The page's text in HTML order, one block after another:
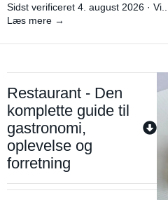
Sidst verificeret 4. august 2026 · Vi...
Læs mere →
Restaurant - Den
komplette guide til
gastronomi,
oplevelse og
forretning